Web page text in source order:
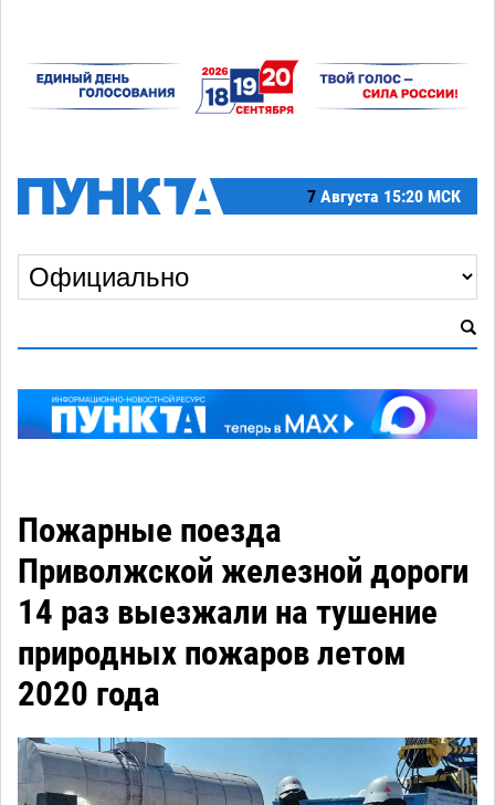
7 Августа 15:20 МСК
Пожарные поезда
Приволжской железной дороги
14 раз выезжали на тушение
природных пожаров летом
2020 года